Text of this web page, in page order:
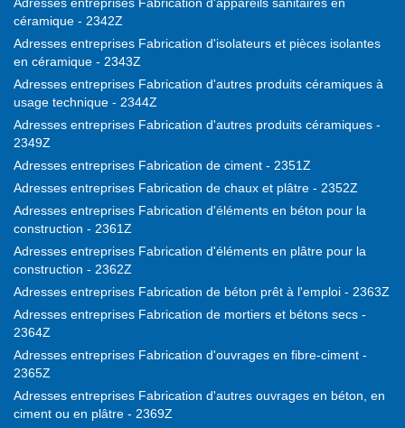
céramique - 2342Z
Adresses entreprises Fabrication d'isolateurs et pièces isolantes
en céramique - 2343Z
Adresses entreprises Fabrication d'autres produits céramiques à
usage technique - 2344Z
Adresses entreprises Fabrication d'autres produits céramiques -
2349Z
Adresses entreprises Fabrication de ciment - 2351Z
Adresses entreprises Fabrication de chaux et plâtre - 2352Z
Adresses entreprises Fabrication d'éléments en béton pour la
construction - 2361Z
Adresses entreprises Fabrication d'éléments en plâtre pour la
construction - 2362Z
Adresses entreprises Fabrication de béton prêt à l'emploi - 2363Z
Adresses entreprises Fabrication de mortiers et bétons secs -
2364Z
Adresses entreprises Fabrication d'ouvrages en fibre-ciment -
2365Z
Adresses entreprises Fabrication d'autres ouvrages en béton, en
ciment ou en plâtre - 2369Z